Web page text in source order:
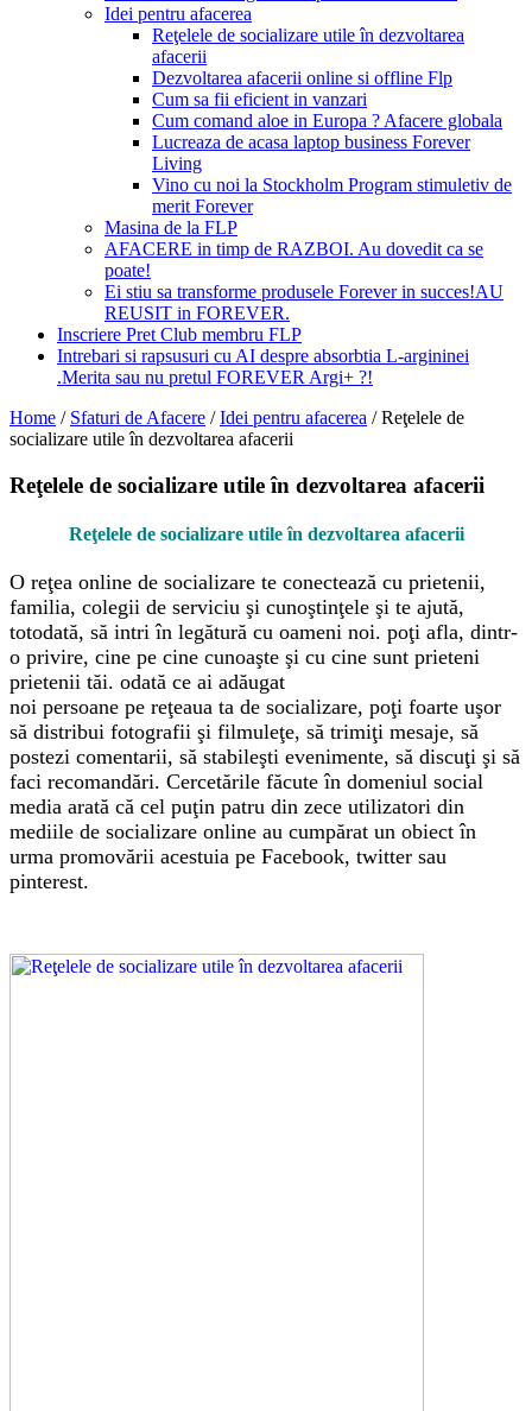
Idei pentru afacerea
Reţelele de socializare utile în dezvoltarea
afacerii
Dezvoltarea afacerii online si offline Flp
Cum sa fii eficient in vanzari
Cum comand aloe in Europa ? Afacere globala
Lucreaza de acasa laptop business Forever
Living
Vino cu noi la Stockholm Program stimuletiv de
merit Forever
Masina de la FLP
AFACERE in timp de RAZBOI. Au dovedit ca se
poate!
Ei stiu sa transforme produsele Forever in succes!AU
REUSIT in FOREVER.
Inscriere Pret Club membru FLP
Intrebari si rapsusuri cu AI despre absorbtia L-argininei
.Merita sau nu pretul FOREVER Argi+ ?!
Home / Sfaturi de Afacere / Idei pentru afacerea / Reţelele de
socializare utile în dezvoltarea afacerii
Reţelele de socializare utile în dezvoltarea afacerii
Reţelele de socializare utile în dezvoltarea afacerii
O reţea online de socializare te conectează cu prietenii,
familia, colegii de serviciu şi cunoştinţele şi te ajută,
totodată, să intri în legătură cu oameni noi. poţi afla, dintr-
o privire, cine pe cine cunoaşte şi cu cine sunt prieteni
prietenii tăi. odată ce ai adăugat
noi persoane pe reţeaua ta de socializare, poţi foarte uşor
să distribui fotografii şi filmuleţe, să trimiţi mesaje, să
postezi comentarii, să stabileşti evenimente, să discuţi şi să
faci recomandări. Cercetările făcute în domeniul social
media arată că cel puţin patru din zece utilizatori din
mediile de socializare online au cumpărat un obiect în
urma promovării acestuia pe Facebook, twitter sau
pinterest.